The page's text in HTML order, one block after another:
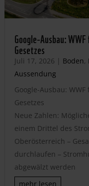
Google-Ausbau:
Gesetzes
Juli 17, 2026 | Boden,
Aussendung
Google-Ausbau:
Gesetzes
Neue Zahlen:
einem Drittel des
Oberösterreich –
durchlaufen –
abgewälzt werden
mehr lesen